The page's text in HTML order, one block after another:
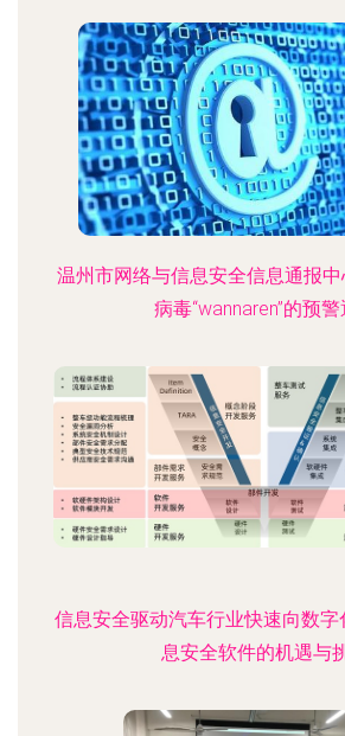
温州市网络与信息安全信息通报
病毒“wannaren”的预
信息安全驱动汽车行业快速向数
息安全软件的机遇与